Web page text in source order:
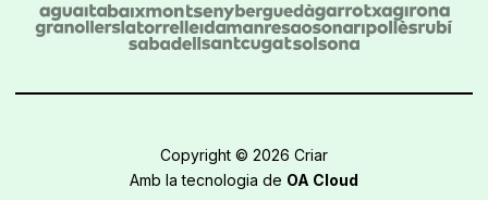
Copyright © 2026 Criar
Amb la tecnologia de OA Cloud